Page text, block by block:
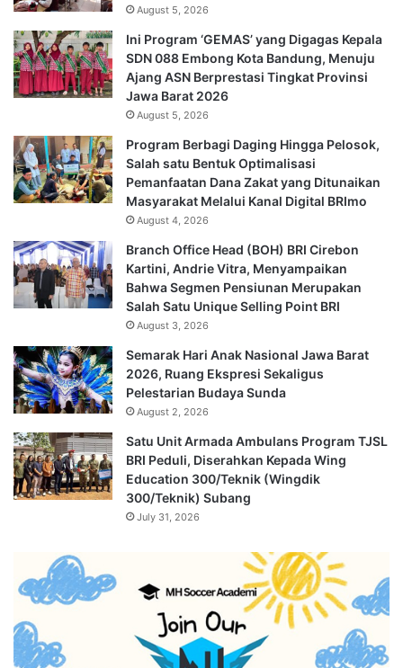
August 5, 2026
Ini Program ‘GEMAS’ yang Digagas Kepala
SDN 088 Embong Kota Bandung, Menuju
Ajang ASN Berprestasi Tingkat Provinsi
Jawa Barat 2026
August 5, 2026
Program Berbagi Daging Hingga Pelosok,
Salah satu Bentuk Optimalisasi
Pemanfaatan Dana Zakat yang Ditunaikan
Masyarakat Melalui Kanal Digital BRImo
August 4, 2026
Branch Office Head (BOH) BRI Cirebon
Kartini, Andrie Vitra, Menyampaikan
Bahwa Segmen Pensiunan Merupakan
Salah Satu Unique Selling Point BRI
August 3, 2026
Semarak Hari Anak Nasional Jawa Barat
2026, Ruang Ekspresi Sekaligus
Pelestarian Budaya Sunda
August 2, 2026
Satu Unit Armada Ambulans Program TJSL
BRI Peduli, Diserahkan Kepada Wing
Education 300/Teknik (Wingdik
300/Teknik) Subang
July 31, 2026